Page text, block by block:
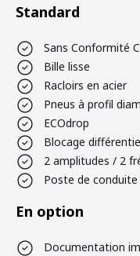
Standard
Sans Conformité
Bille lisse
Racloirs en acier
Pneus à profil
ECOdrop
Blocage
2 amplitudes / 2
Poste de
En option
Documentation